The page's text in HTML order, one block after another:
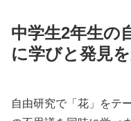
中学生2年生の
に学びと発見
自由研究で「花」をテ